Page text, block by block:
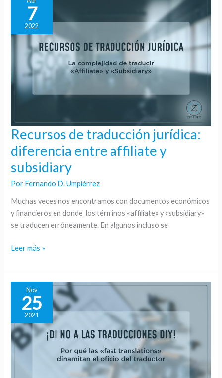
7
2022
Recursos de traducción jurídica:
diferencia entre affiliate y
subsidiary
Por Fernando D. Umpiérrez
Muchas veces nos encontramos con documentos económicos
y financieros en donde los términos «affiliate» y «subsidiary»
se traducen erróneamente. En algunos incluso se
Recursos
traducción
jurídica:
diferencia
affiliate
y
subsidiary
Leer más »
Nov
25
2021